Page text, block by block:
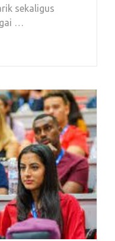
sekaligus
…